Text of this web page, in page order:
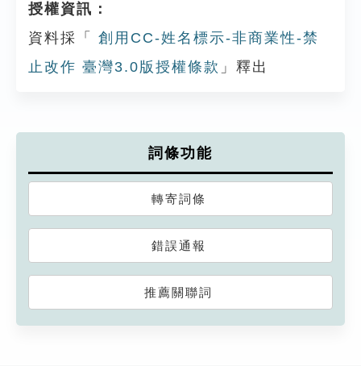
授權資訊：
資料採「
創用CC-姓名標示-非商業性-禁
止改作 臺灣3.0版授權條款 」釋出
詞條功能
轉寄詞條
錯誤通報
推薦關聯詞